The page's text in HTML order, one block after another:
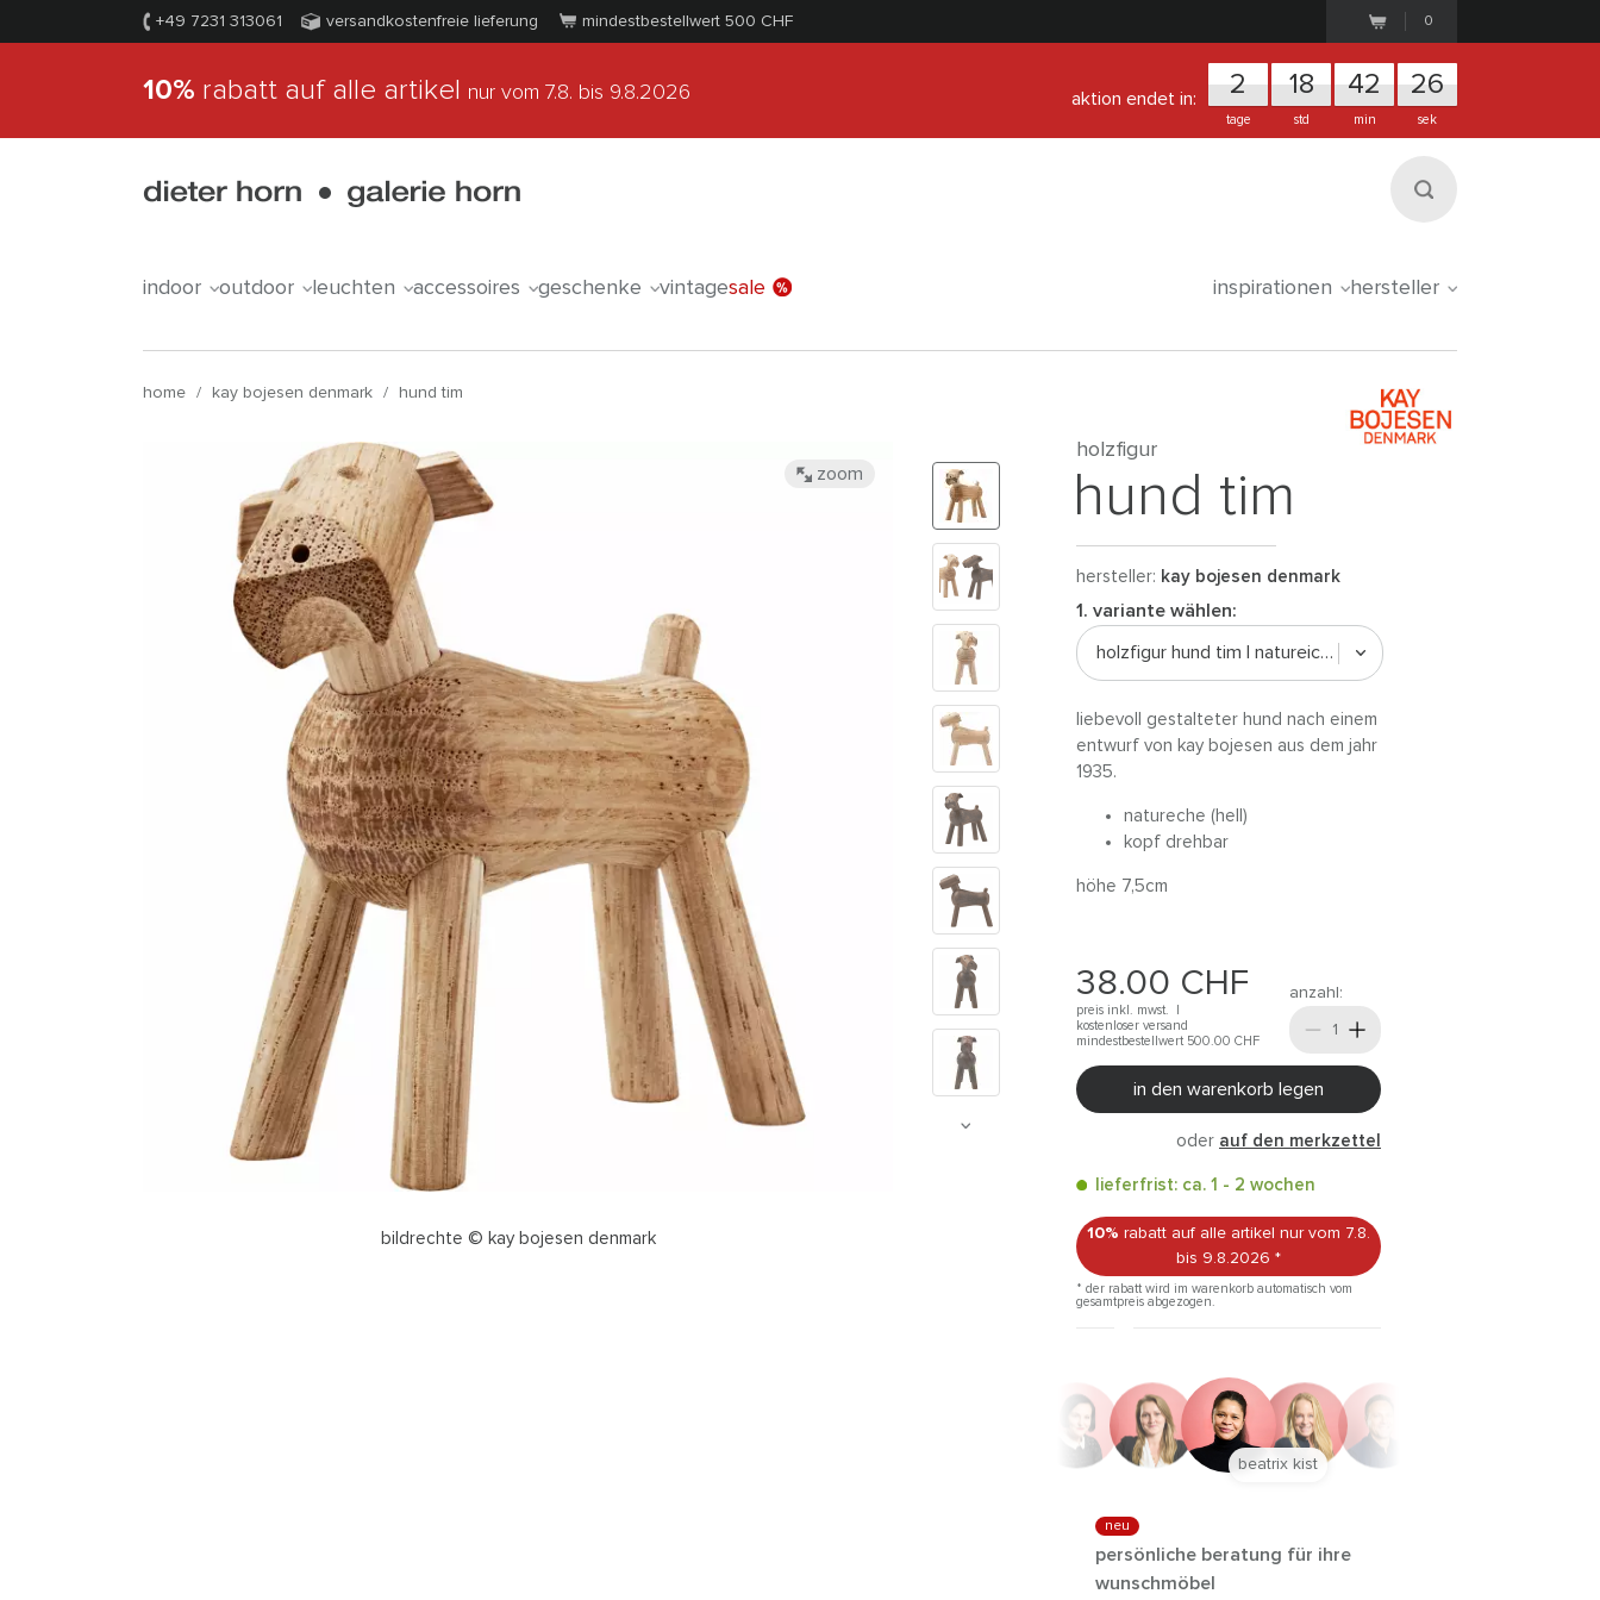
+49 7231 313061 versandkostenfreie lieferung mindestbestellwert 500 CHF 0
10% rabatt auf alle artikel nur vom 7.8. bis 9.8.2026 aktion endet in: 2
tage
18
std
42
min
26
sek
indoor outdoor leuchten accessoires geschenke vintagesale inspirationen hersteller
home / kay bojesen denmark / hund tim
bildrechte © kay bojesen denmark
zoom
holzfigur
hund tim
hersteller: kay bojesen denmark
1. variante wählen:
holzfigur hund tim | natureiche
liebevoll gestalteter hund nach einem
entwurf von kay bojesen aus dem jahr
1935.
natureche (hell)
kopf drehbar
höhe 7,5cm
38.00 CHF
preis inkl. mwst. |
kostenloser versand
mindestbestellwert 500.00 CHF
anzahl:
in den warenkorb legen
oder auf den merkzettel
lieferfrist: ca. 1 - 2 wochen
10% rabatt auf alle artikel nur vom 7.8.
bis 9.8.2026 *
* der rabatt wird im warenkorb automatisch vom
gesamtpreis abgezogen.
neu
persönliche beratung für ihre
wunschmöbel
anna trautz